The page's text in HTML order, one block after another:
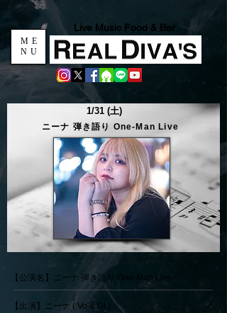
ME
NU
Live Music Food & Bar
ニーナ 弾き語り One-Man Live
1/31 (土)
【公演名】ニーナ 弾き語り One-Man Live
【出演】ニーナ ( Vo & Gt )